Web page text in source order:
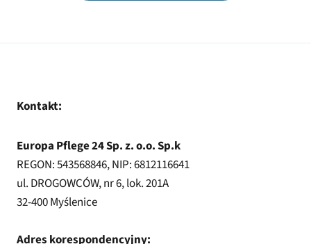
Kontakt:
Europa Pflege 24 Sp. z. o.o. Sp.k
REGON: 543568846, NIP: 6812116641
ul. DROGOWCÓW, nr 6, lok. 201A
32-400 Myślenice
Adres korespondencyjny: